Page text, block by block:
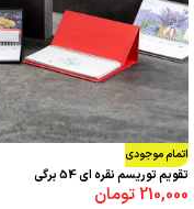
اتمام موجودی
تقویم توریسم نقره ای 54 برگی
210,000تومان